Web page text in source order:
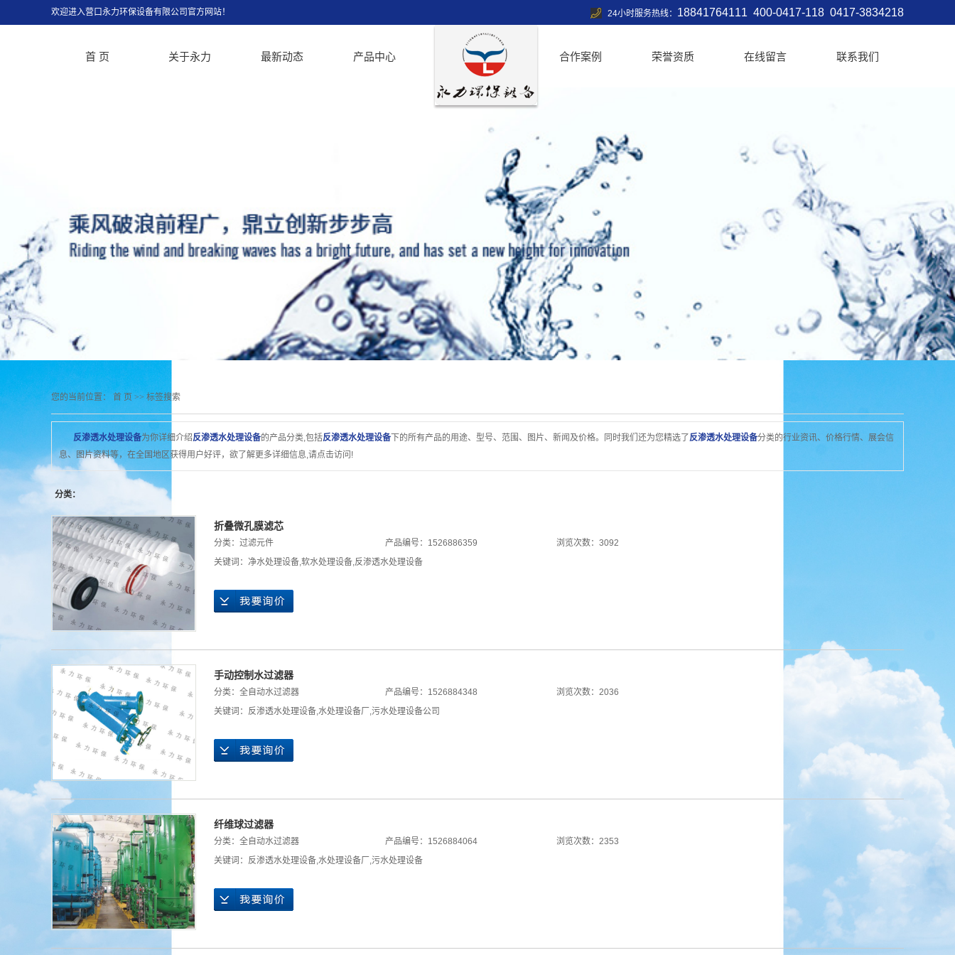
欢迎进入营口永力环保设备有限公司官方网站！ 24小时服务热线： 18841764111 400-0417-118 0417-3834218
首 页 关于永力 最新动态 产品中心
冷却塔
产品展示
合作案例 荣誉资质 在线留言 联系我们
您的当前位置： 首 页 >> 标签搜索
反渗透水处理设备为你详细介绍反渗透水处理设备的产品分类,包括反渗透水处理设备 下的所有产品的用途、型号、范围、图片、新闻及价格。同时我们还为您精选了 反渗透水处理设备分类的行业资讯、价格行情、展会信
息、图片资料等，在全国地区获得用户好评，欲了解更多详细信息,请点击访问!
分类：
折叠微孔膜滤芯
分类： 过滤元件 产品编号：1526886359
浏览次数：3092
关键词： 净水处理设备,软水处理设备,反渗透水处理设备
手动控制水过滤器
分类： 全自动水过滤器 产品编号：1526884348
浏览次数：2036
关键词： 反渗透水处理设备,水处理设备厂 ,污水处理设备公司
纤维球过滤器
分类： 全自动水过滤器 产品编号：1526884064
浏览次数：2353
关键词： 反渗透水处理设备,水处理设备厂 ,污水处理设备